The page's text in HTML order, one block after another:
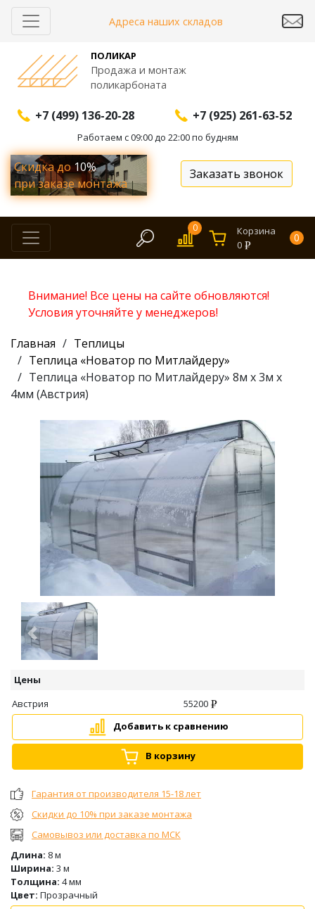
Адреса наших складов
ПОЛИКАР
Продажа и монтаж
поликарбоната
+7 (499) 136-20-28 +7 (925) 261-63-52
Работаем с 09:00 до 22:00 по будням
Скидка до10%
при заказе монтажа
Заказать звонок
0
Корзина
0
0
Внимание! Все цены на сайте обновляются!
Условия уточняйте у менеджеров!
Главная
Теплицы
Теплица «Новатор по Митлайдеру»
Теплица «Новатор по Митлайдеру» 8м x 3м х
4мм (Австрия)
Предыдущий
Цены
Австрия
55200
Добавить к сравнению
В корзину
Гарантия от производителя 15-18 лет
Скидки до 10% при заказе монтажа
Самовывоз или доставка по МСК
Длина: 8 м
Ширина: 3 м
Толщина: 4 мм
Цвет: Прозрачный